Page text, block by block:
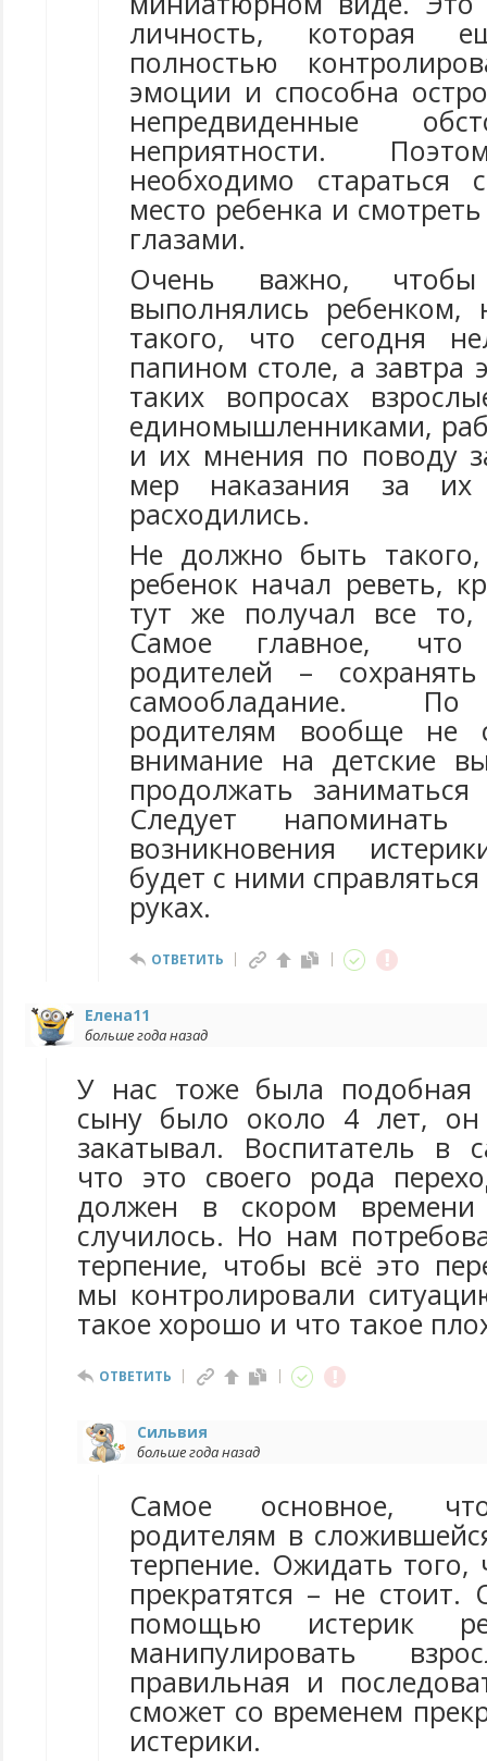
личность, которая
полностью
эмоции и способна
непредвиденные
неприятности.
необходимо стараться
место ребенка и
глазами.
Очень важно,
выполнялись
такого, что сегодня
папином столе, а завтра
таких вопросах
единомышленниками,
и их мнения по поводу
мер наказания за
расходились.
Не должно быть
ребенок начал реветь,
тут же получал все
Самое главное, что
родителей –
самообладание. По
родителям вообще не
внимание на детские
продолжать
Следует
возникновения
будет с ними
руках.
ОТВЕТИТЬ
Елена11
больше года назад
У нас тоже была подобная
сыну было около 4 лет, он
закатывал. Воспитатель в
что это своего рода
должен в скором
случилось. Но нам
терпение, чтобы всё это
мы контролировали
такое хорошо и что такое
ОТВЕТИТЬ
Сильвия
больше года назад
Самое основное,
родителям в
терпение. Ожидать того,
прекратятся – не стоит.
помощью истерик
манипулировать
правильная и
сможет со временем
истерики.